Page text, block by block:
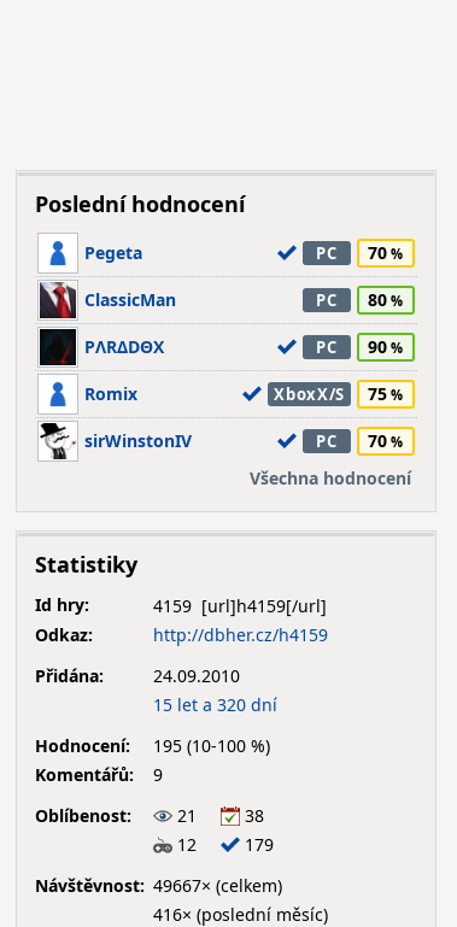
Poslední hodnocení
Pegeta PC 70
ClassicMan PC 80
PΛRΔDΘX PC 90
Romix XboxX/S 75
sirWinstonIV PC
70
Všechna hodnocení
Statistiky
Id hry:
4159
Odkaz:
http://dbher.cz/h4159
Přidána:
24.09.2010
15 let a 320 dní
Hodnocení:
195 (10-100 %)
Komentářů:
9
Oblíbenost:
21
38
12
179
Návštěvnost: 49667× (celkem)
416× (poslední měsíc)